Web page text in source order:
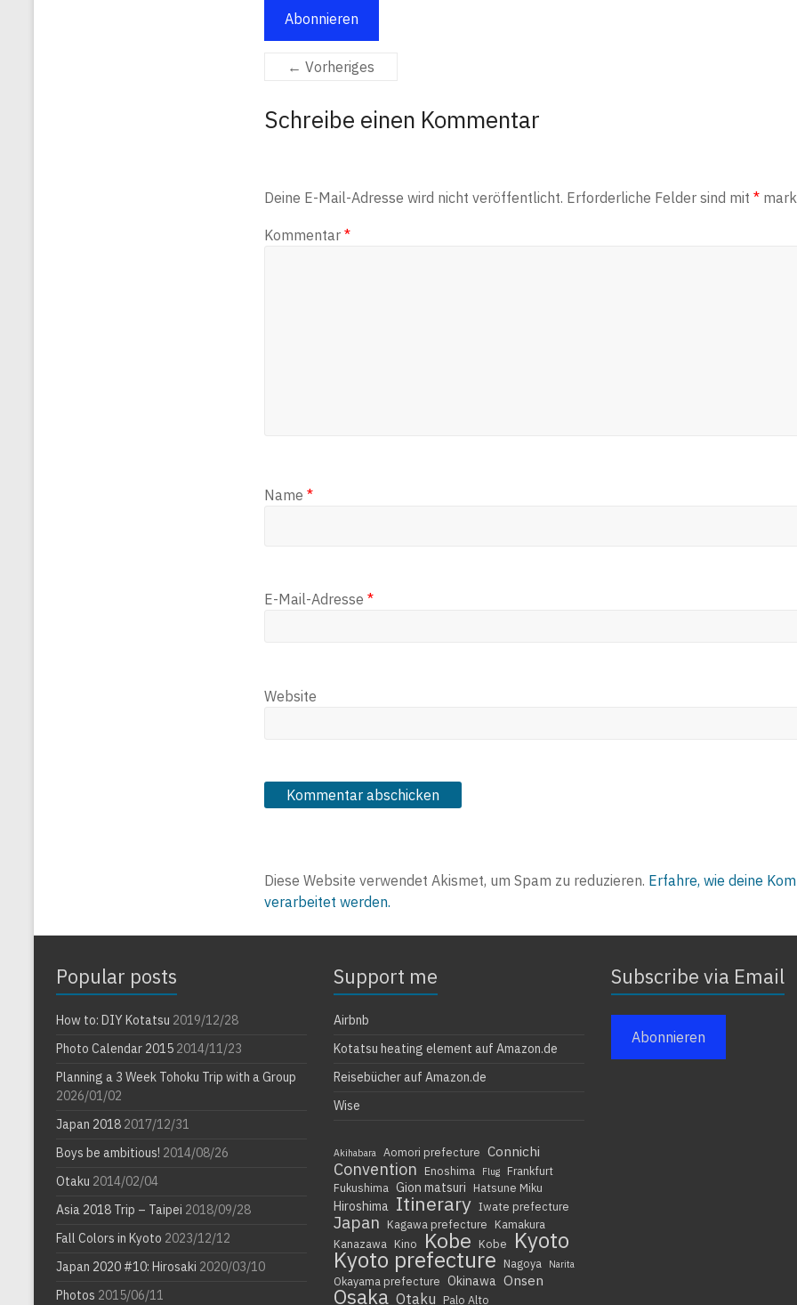
Abonnieren
← Vorheriges
Schreibe einen Kommentar
Deine E-Mail-Adresse wird nicht veröffentlicht. Erforderliche Felder sind mit *
Kommentar *
Name *
E-Mail-Adresse *
Website
Diese Website verwendet Akismet, um Spam zu reduzieren. Erfahre, wie deine
verarbeitet werden.
Popular posts
How to: DIY Kotatsu 2019/12/28
Photo Calendar 2015 2014/11/23
Planning a 3 Week Tohoku Trip with a Group
2026/01/02
Japan 2018 2017/12/31
Boys be ambitious! 2014/08/26
Otaku 2014/02/04
Asia 2018 Trip – Taipei 2018/09/28
Fall Colors in Kyoto 2023/12/12
Japan 2020 #10: Hirosaki 2020/03/10
Photos 2015/06/11
Support me
Airbnb
Kotatsu heating element auf Amazon.de
Reisebücher auf Amazon.de
Wise
Akihabara Aomori prefecture Connichi
Convention Enoshima Flug
Frankfurt
Fukushima Gion matsuri Hatsune Miku
Hiroshima Itinerary Iwate prefecture
Japan Kagawa prefecture
Kamakura
Kanazawa
Kino Kobe Kobe Kyoto
Kyoto prefecture Nagoya Narita
Okayama prefecture Okinawa Onsen
Osaka Otaku Palo Alto
Subscribe via Email
Abonnieren